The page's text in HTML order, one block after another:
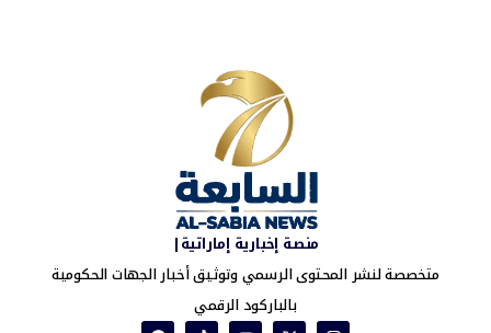
منصة إخبارية إماراتية|
متخصصة لنشر المحتوى الرسمي وتوثيق أخبار الجهات الحكومية
بالباركود الرقمي